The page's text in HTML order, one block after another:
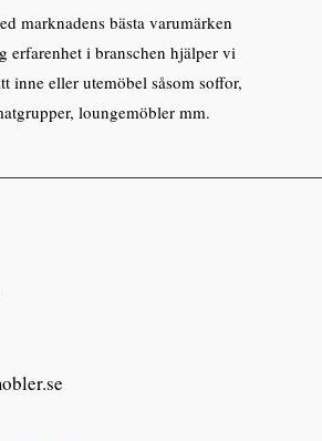
marknadens bästa varumärken
erfarenhet i branschen hjälper vi
inne eller utemöbel såsom soffor,
loungemöbler mm.